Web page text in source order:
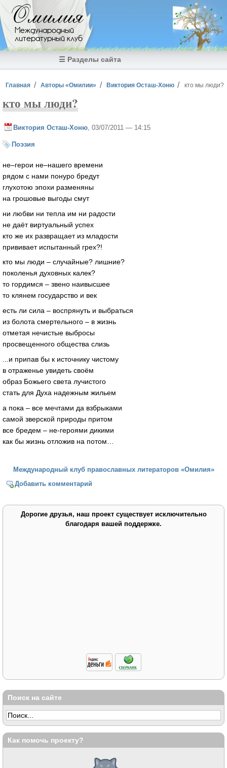
Перейти к основному содержанию
Омилия
Международный
литературный клуб
☰ Разделы сайта
Вы здесь
Главная Авторы «Омилии» Виктория Осташ-Хоню кто мы люди?
кто мы люди?
Виктория Осташ-Хоню , 03/07/2011 — 14:15
Поэзия
не–герои не–нашего времени
рядом с нами понуро бредут
глухотою эпохи разменяны
на грошовые выгоды смут
ни любви ни тепла им ни радости
не даёт виртуальный успех
кто же их развращает из младости
прививает испытанный грех?!
кто мы люди – случайные? лишние?
поколенья духовных калек?
то гордимся – звено наивысшее
то клянем государство и век
есть ли сила – воспрянуть и выбраться
из болота смертельного – в жизнь
отметая нечистые выбросы
просвещенного общества слизь
...и припав бы к источнику чистому
в отраженье увидеть своём
образ Божьего света лучистого
стать для Духа надежным жильем
а пока – все мечтами да взбрыками
самой зверской природы притом
все бредем – не-героями дикими
как бы жизнь отложив на потом…
Международный клуб православных литераторов «Омилия»
Добавить комментарий
Дорогие друзья, наш проект существует исключительно
благодаря вашей поддержке.
Поиск на сайте
Как помочь проекту?